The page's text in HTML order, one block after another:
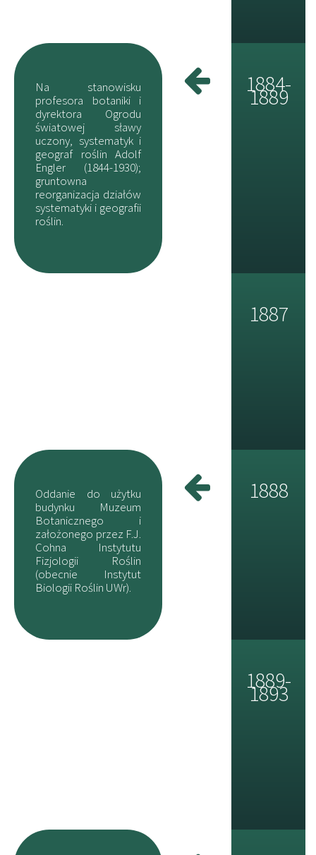
Na stanowisku
profesora botaniki i
dyrektora Ogrodu
światowej sławy
uczony, systematyk i
geograf roślin Adolf
Engler (1844-1930);
gruntowna
reorganizacja działów
systematyki i geografii
roślin.
1884-
1889
1887
Oddanie do użytku
budynku Muzeum
Botanicznego i
założonego przez F.J.
Cohna Instytutu
Fizjologii Roślin
(obecnie Instytut
Biologii Roślin UWr).
1888
1889-
1893